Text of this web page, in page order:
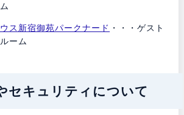
ス新宿御苑パークナード ・・・ゲスト
ーム
セキュリティについて